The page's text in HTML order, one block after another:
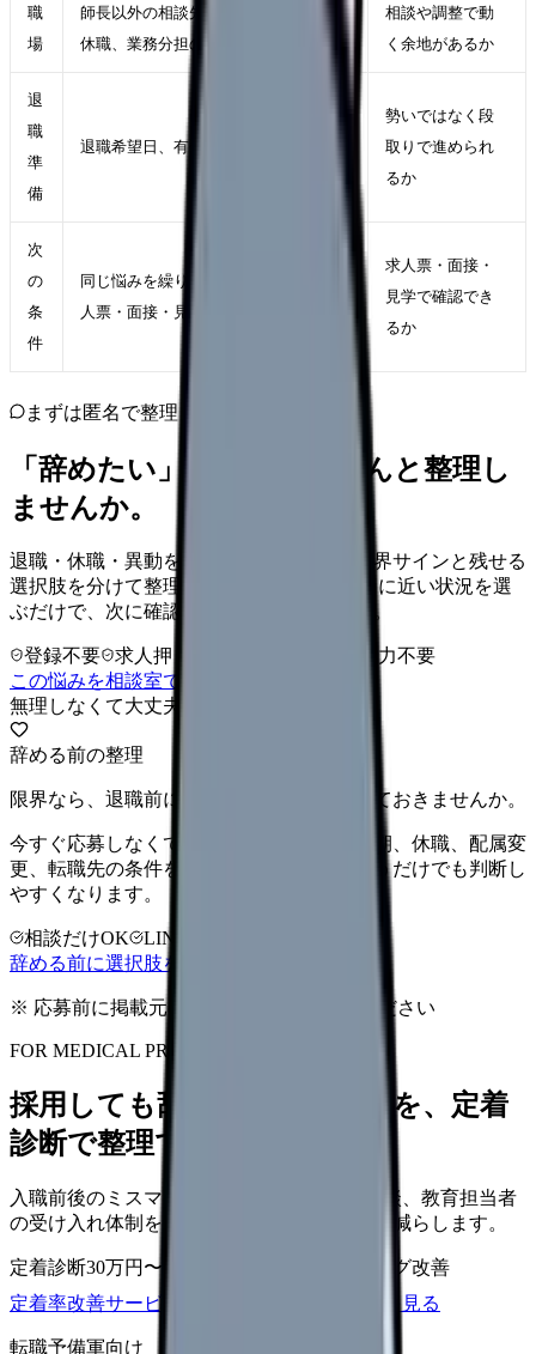
職
場
師長以外の相談先、異動、勤務調整、
休職、業務分担の見直しが使えるか
相談や調整で動
く余地があるか
退
職
準
備
退職希望日、有休、引き継ぎ、生活費
勢いではなく段
取りで進められ
るか
次
の
条
件
同じ悩みを繰り返さない勤務条件を求
人票・面接・見学で確認する
求人票・面接・
見学で確認でき
るか
まずは匿名で整理
「辞めたい」を、カンゴさんと整理し
ませんか。
退職・休職・異動を急いで決める前に、限界サインと残せる
選択肢を分けて整理します。 「辞めたい」に近い状況を選
ぶだけで、次に確認することまで進めます。
登録不要 求人押し売りなし
病院名は入力不要
この悩みを相談室で整理する
無理しなくて大丈夫
辞める前の整理
限界なら、退職前に次の逃げ道だけ確保しておきませんか。
今すぐ応募しなくても大丈夫です。退職時期、休職、配属変
更、転職先の条件を第三者に整理してもらうだけでも判断し
やすくなります。
相談だけOK LINE相談OK
辞める前に選択肢を確認する
※ 応募前に掲載元の最新情報を確認してください
FOR MEDICAL PROVIDERS
採用しても辞めてしまう原因を、定着
診断で整理できます
入職前後のミスマッチ、初月面談、3ヶ月面談、教育担当者
の受け入れ体制を見直し、早期離職の再発を減らします。
定着診断30万円〜
オンボーディング改善
定着率改善サービスを相談
サービス詳細を見る
転職予備軍向け